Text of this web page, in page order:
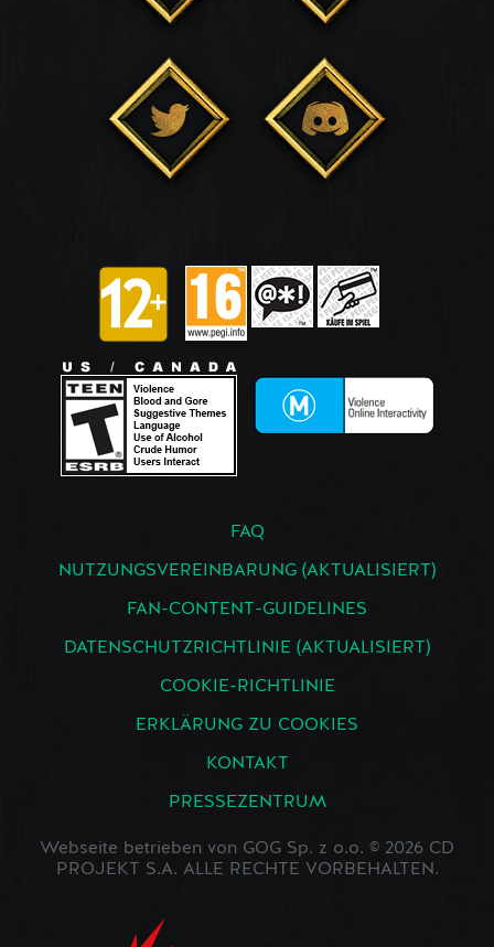
FAQ
NUTZUNGSVEREINBARUNG (AKTUALISIERT)
FAN-CONTENT-GUIDELINES
DATENSCHUTZRICHTLINIE (AKTUALISIERT)
COOKIE-RICHTLINIE
ERKLÄRUNG ZU COOKIES
KONTAKT
PRESSEZENTRUM
Webseite betrieben von GOG Sp. z o.o. © 2026 CD
PROJEKT S.A. ALLE RECHTE VORBEHALTEN.